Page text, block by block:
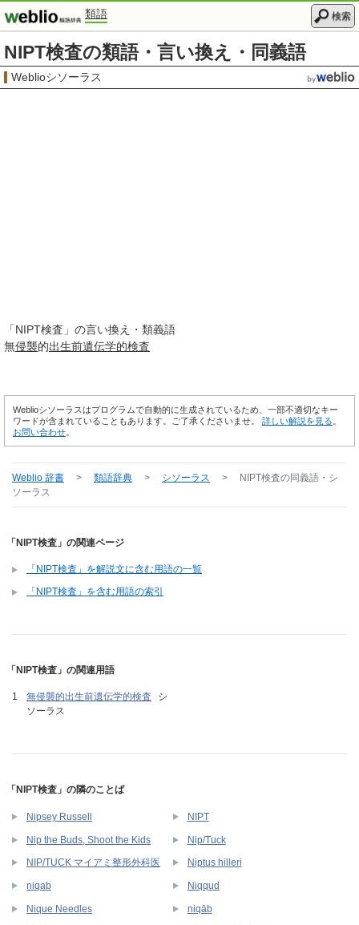
類語 検索
NIPT検査の類語・言い換え・同義語
Weblioシソーラス
「NIPT検査 」の言い換え・類義語
無侵襲的出生前遺伝学的検査
Weblioシソーラスはプログラムで自動的に生成されているため、一部不適切なキー
ワードが含まれていることもあります。ご了承くださいませ。 詳しい解説を見る
お問い合わせ
Weblio 辞書 > 類語辞典 > シソーラス > NIPT検査の同義語・シ
ソーラス
「NIPT検査」の関連ページ
「NIPT検査」を解説文に含む用語の一覧
「NIPT検査」を含む用語の索引
「NIPT検査」の関連用語
無侵襲的出生前遺伝学的検査
シ
ソーラス
「NIPT検査」の隣のことば
Nipsey Russell NIPT
Nip the Buds, Shoot the Kids Nip/Tuck
NIP/TUCK マイアミ整形外科医 Niptus hilleri
niqab Niqqud
Nique Needles niqāb